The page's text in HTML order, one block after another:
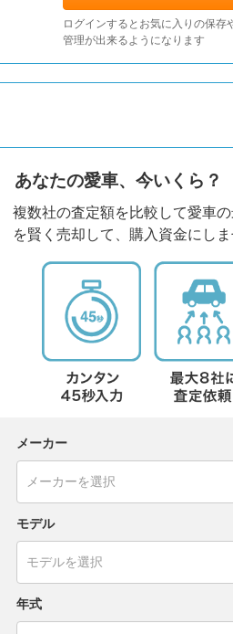
ログインするとお気に入りの保存
管理が出来るようになります
あなたの愛車、今いくら？
複数社の査定額を比較して愛車
を賢く売却して、購入資金にしま
メーカー
モデル
年式